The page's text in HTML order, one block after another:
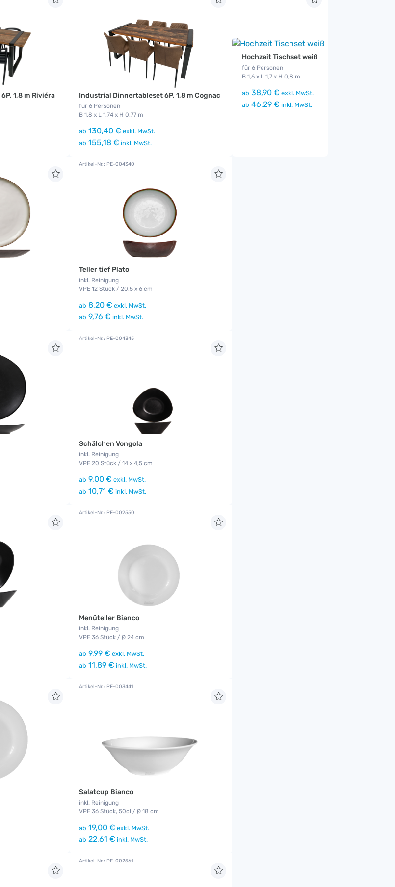
1,8 m Riviéra Industrial Dinnertableset 6P. 1,8 m Cognac
für 6 Personen
B 1,8 x L 1,74 x H 0,77 m
ab 130,40 € exkl. MwSt.
ab 155,18 € inkl. MwSt.
Hochzeit Tischset weiß
für 6 Personen
B 1,6 x L 1,7 x H 0,8 m
ab 38,90 € exkl. MwSt.
ab 46,29 € inkl. MwSt.
Artikel-Nr.: PE-004340
Teller tief Plato
inkl. Reinigung
VPE 12 Stück / 20,5 x 6 cm
ab 8,20 € exkl. MwSt.
ab 9,76 € inkl. MwSt.
Artikel-Nr.: PE-004345
Schälchen Vongola
inkl. Reinigung
VPE 20 Stück / 14 x 4,5 cm
ab 9,00 € exkl. MwSt.
ab 10,71 € inkl. MwSt.
Artikel-Nr.: PE-002550
Menüteller Bianco
inkl. Reinigung
VPE 36 Stück / Ø 24 cm
ab 9,99 € exkl. MwSt.
ab 11,89 € inkl. MwSt.
Artikel-Nr.: PE-003441
Salatcup Bianco
inkl. Reinigung
VPE 36 Stück, 50cl / Ø 18 cm
ab 19,00 € exkl. MwSt.
ab 22,61 € inkl. MwSt.
Artikel-Nr.: PE-002561